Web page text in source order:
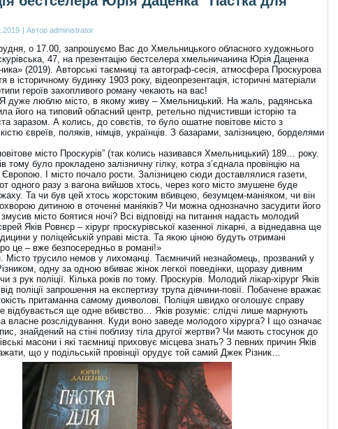
| Автор administrator
о 17.00, запрошуємо Вас до Хмельницького обласного художнього
47, на презентацію бестселера хмельничанина Юрія Даценка
(2019). Авторські таємниці та автограф-сесія, атмосфера Проскурова
в історичному будинку 1903 року, відеопрезентація, історичні матеріали
героїв захопливого роману чекають на вас!
дуже люблю місто, в якому живу – Хмельницький. На жаль, радянська
його на типовий обласний центр, ретельно підчистивши історію та
заразом. А колись, до совєтів, то було ошатне повітове місто з
євреїв, поляків, німців, українців. З базарами, залізницею, борделями
місто Проскурів” (так колись називався Хмельницький) 189… року.
тому було прокладено залізничну гілку, котра з’єднала провінцію на
Європою. І місто почало рости. Залізницею сюди доставлялися газети,
одного разу з вагона вийшов хтось, через кого місто змушене буде
жаху. Та чи був цей хтось жорстоким вбивцею, безумцем-маніяком, чи він
дитиною в оточенні маніяків? Чи можна однозначно засудити його
місто боятися ночі? Всі відповіді на питання надасть молодий
Яків Ровнєр – хірург проскурівської казенної лікарні, а віднедавна ще
у поліцейській управі міста. Та якою ціною будуть отримані
це – вже безпосередньо в романі!»
Місто трусило немов у лихоманці. Таємничий незнайомець, прозваний у
одну за одною вбиває жінок легкої поведінки, щоразу дивним
з рук поліції. Кілька років по тому. Проскурів. Молодий лікар-хірург Яків
поліції запрошення на експертизу трупа дівчини-повії. Побачене вражає
притаманна самому дияволові. Поліція швидко оголошує справу
відбувається ще одне вбивство… Яків розуміє: слідчі лише марнують
власне розслідування. Куди воно заведе молодого хірурга? І що означає
знайдений на стіні поблизу тіла другої жертви? Чи мають стосунок до
масони і які таємниці приховує місцева знать? З певних причин Яків
що у подільській провінції орудує той самий Джек Різник…